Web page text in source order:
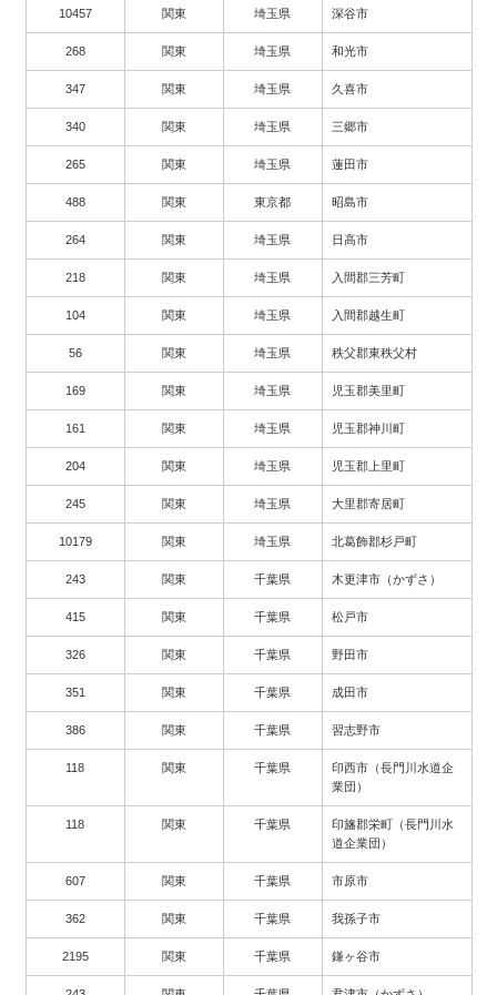
10457 関東 埼玉県 深谷市
268 関東 埼玉県 和光市
347 関東 埼玉県 久喜市
340 関東 埼玉県 三郷市
265 関東 埼玉県 蓮田市
488 関東 東京都 昭島市
264 関東 埼玉県 日高市
218 関東 埼玉県 入間郡三芳町
104 関東 埼玉県 入間郡越生町
56 関東 埼玉県 秩父郡東秩父村
169 関東 埼玉県 児玉郡美里町
161 関東 埼玉県 児玉郡神川町
204 関東 埼玉県 児玉郡上里町
245 関東 埼玉県 大里郡寄居町
10179 関東 埼玉県 北葛飾郡杉戸町
243 関東 千葉県 木更津市（かずさ）
415 関東 千葉県 松戸市
326 関東 千葉県 野田市
351 関東 千葉県 成田市
386 関東 千葉県 習志野市
118 関東 千葉県
印西市（長門川水道企
業団）
118 関東 千葉県
印旛郡栄町（長門川水
道企業団）
607 関東 千葉県 市原市
362 関東 千葉県 我孫子市
2195 関東 千葉県 鎌ヶ谷市